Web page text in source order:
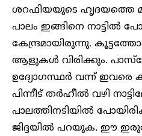
ശറഫിയയുടെ ഹൃദയത്തെ
പാലം ഇങ്ങിനെ
കേന്ദ്രമായിരുന്നു.
ആളുകൾ വിരിക്കും.
ഉദ്യോഗസ്ഥർ വന്ന് ഇവരെ
പിന്നീട് തർഹീൽ വഴി
പാലത്തിനടിയിൽ
ജിദ്ദയിൽ പറയുക. ഈ